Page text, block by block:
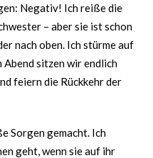
Negativ! Ich reiße die
– aber sie ist schon
nach oben. Ich stürme auf
Abend sitzen wir endlich
feiern die Rückkehr der
Sorgen gemacht. Ich
geht, wenn sie auf ihr